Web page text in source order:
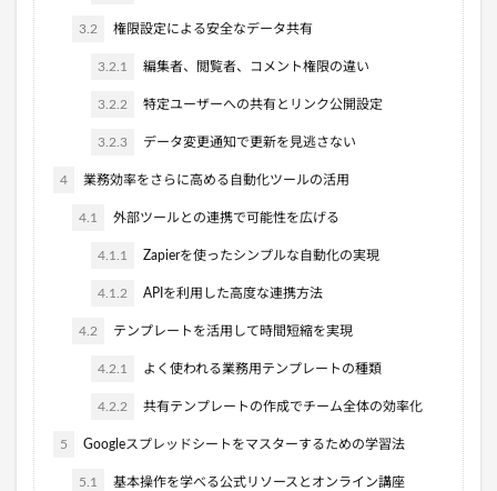
3.2 権限設定による安全なデータ共有
3.2.1 編集者、閲覧者、コメント権限の違い
3.2.2 特定ユーザーへの共有とリンク公開設定
3.2.3 データ変更通知で更新を見逃さない
4 業務効率をさらに高める自動化ツールの活用
4.1 外部ツールとの連携で可能性を広げる
4.1.1 Zapierを使ったシンプルな自動化の実現
4.1.2 APIを利用した高度な連携方法
4.2 テンプレートを活用して時間短縮を実現
4.2.1 よく使われる業務用テンプレートの種類
4.2.2 共有テンプレートの作成でチーム全体の効率化
5 Googleスプレッドシートをマスターするための学習法
5.1 基本操作を学べる公式リソースとオンライン講座